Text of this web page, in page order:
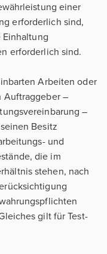
einer
erforderlich sind,
erforderlich sind.
Arbeiten oder
Auftraggeber –
–
Besitz
und
die im
stehen, nach
gilt für Test-